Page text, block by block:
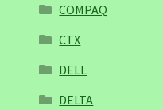
COMPAQ
CTX
DELL
DELTA